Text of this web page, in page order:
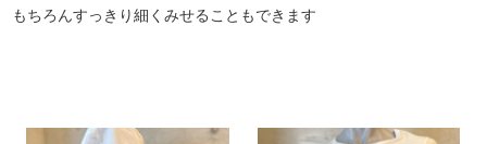
もちろんすっきり細くみせることもできます